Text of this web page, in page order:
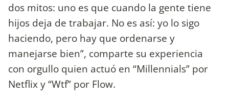
dos mitos: uno es que cuando la gente tiene
hijos deja de trabajar. No es así: yo lo sigo
haciendo, pero hay que ordenarse y
manejarse bien”, comparte su experiencia
con orgullo quien actuó en “Millennials” por
Netflix y “Wtf” por Flow.